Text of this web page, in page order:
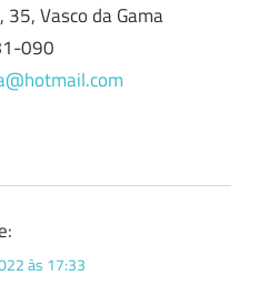
35, Vasco da Gama
090
às 17:33